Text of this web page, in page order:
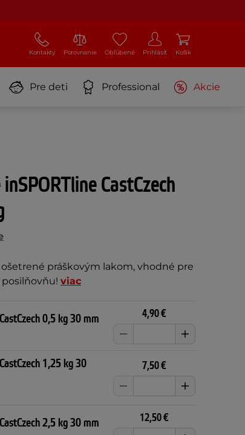
Kontakty Porovnanie Obľúbené Prihlásiť Košík
Pre deti Professional Akcie
CastCzech
práškovým lakom, vhodné pre
viac
0,5 kg 30 mm 4,90 €
1,25 kg 30
7,50 €
2,5 kg 30 mm 12,50 €